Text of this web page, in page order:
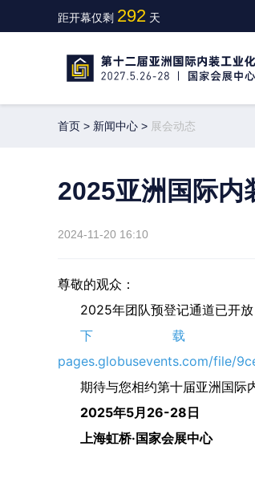
距开幕仅剩 292 天
首页 > 新闻中心 > 展会动态
2025亚洲国际内
2024-11-20 16:10
尊敬的观众：
2025年团队预登记通道已开放
下
pages.globusevents.com/file/
期待与您相约第十届亚洲国际
2025年5月26-28日
上海虹桥·国家会展中心